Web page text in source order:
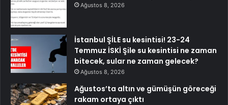
Ağustos 8, 2026
İstanbul ŞİLE su kesintisi! 23-24
Temmuz İSKİ Şile su kesintisi ne zaman
bitecek, sular ne zaman gelecek?
Ağustos 8, 2026
Ağustos’ta altın ve gümüşün göreceği
rakam ortaya çıktı